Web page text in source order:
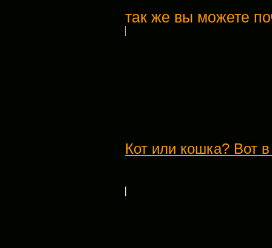
так же вы можете
Кот или кошка? Вот